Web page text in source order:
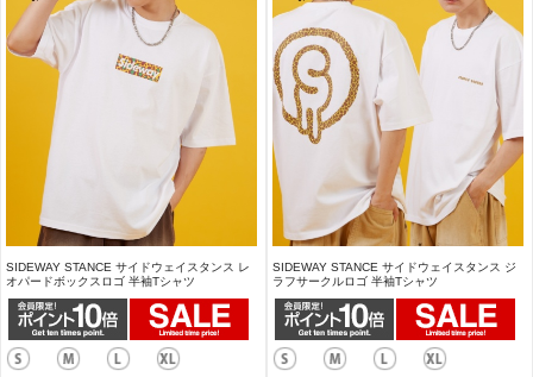
SIDEWAY STANCE サイドウェイスタンス レ
オパードボックスロゴ 半袖Tシャツ
SIDEWAY STANCE サイドウェイスタンス ジ
ラフサークルロゴ 半袖Tシャツ